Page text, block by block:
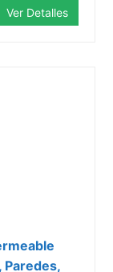
Ver Detalles
Paredes,